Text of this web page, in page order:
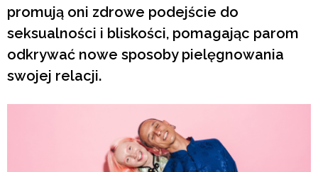
promują oni zdrowe podejście do
seksualności i bliskości, pomagając parom
odkrywać nowe sposoby pielęgnowania
swojej relacji.